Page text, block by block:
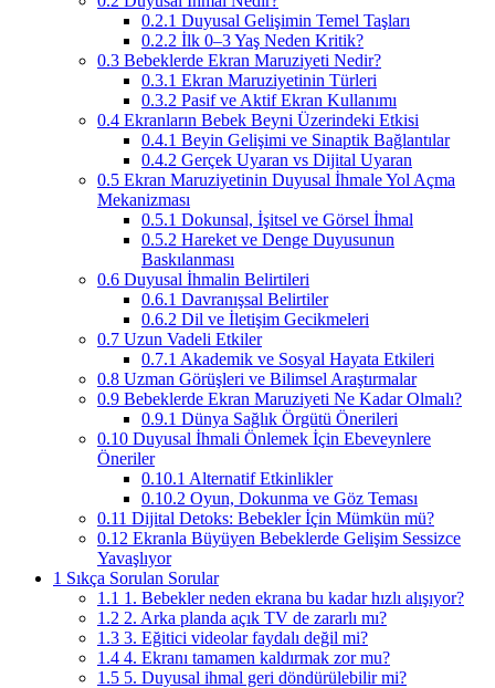
0.2.1 Duyusal Gelişimin Temel Taşları
0.2.2 İlk 0–3 Yaş Neden Kritik?
0.3 Bebeklerde Ekran Maruziyeti Nedir?
0.3.1 Ekran Maruziyetinin Türleri
0.3.2 Pasif ve Aktif Ekran Kullanımı
0.4 Ekranların Bebek Beyni Üzerindeki Etkisi
0.4.1 Beyin Gelişimi ve Sinaptik Bağlantılar
0.4.2 Gerçek Uyaran vs Dijital Uyaran
0.5 Ekran Maruziyetinin Duyusal İhmale Yol Açma
Mekanizması
0.5.1 Dokunsal, İşitsel ve Görsel İhmal
0.5.2 Hareket ve Denge Duyusunun
Baskılanması
0.6 Duyusal İhmalin Belirtileri
0.6.1 Davranışsal Belirtiler
0.6.2 Dil ve İletişim Gecikmeleri
0.7 Uzun Vadeli Etkiler
0.7.1 Akademik ve Sosyal Hayata Etkileri
0.8 Uzman Görüşleri ve Bilimsel Araştırmalar
0.9 Bebeklerde Ekran Maruziyeti Ne Kadar Olmalı?
0.9.1 Dünya Sağlık Örgütü Önerileri
0.10 Duyusal İhmali Önlemek İçin Ebeveynlere
Öneriler
0.10.1 Alternatif Etkinlikler
0.10.2 Oyun, Dokunma ve Göz Teması
0.11 Dijital Detoks: Bebekler İçin Mümkün mü?
0.12 Ekranla Büyüyen Bebeklerde Gelişim Sessizce
Yavaşlıyor
1 Sıkça Sorulan Sorular
1.1 1. Bebekler neden ekrana bu kadar hızlı alışıyor?
1.2 2. Arka planda açık TV de zararlı mı?
1.3 3. Eğitici videolar faydalı değil mi?
1.4 4. Ekranı tamamen kaldırmak zor mu?
1.5 5. Duyusal ihmal geri döndürülebilir mi?